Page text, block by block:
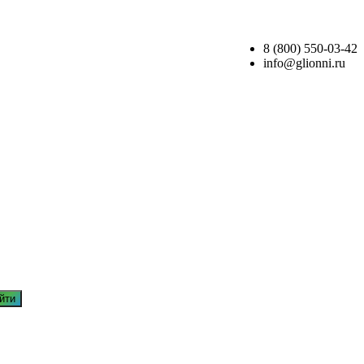
8 (800) 550-03-42
info@glionni.ru